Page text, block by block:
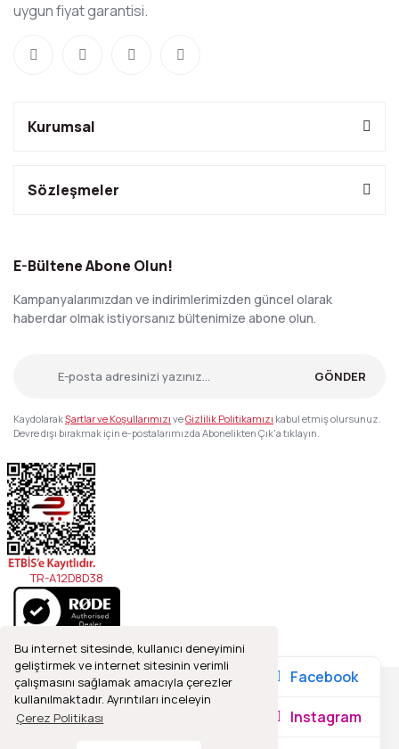
Bu internet sitesinde, kullanıcı deneyimini
geliştirmek ve internet sitesinin verimli
çalışmasını sağlamak amacıyla çerezler
kullanılmaktadır. Ayrıntıları inceleyin
Çerez Politikası
uygun fiyat garantisi.
Kurumsal
Sözleşmeler
E-Bültene Abone Olun!
Kampanyalarımızdan ve indirimlerimizden güncel olarak
haberdar olmak istiyorsanız bültenimize abone olun.
GÖNDER
KaydolarakŞartlar ve Koşullarımızı veGizlilik Politikamızı kabul etmiş olursunuz.
Devre dışı bırakmak için e-postalarımızda Abonelikten Çık'a tıklayın.
TR-A12D8D38
2021© Refleks Fotoğrafçılık, Tüm Hakları Saklıdır.
Facebook
Instagram